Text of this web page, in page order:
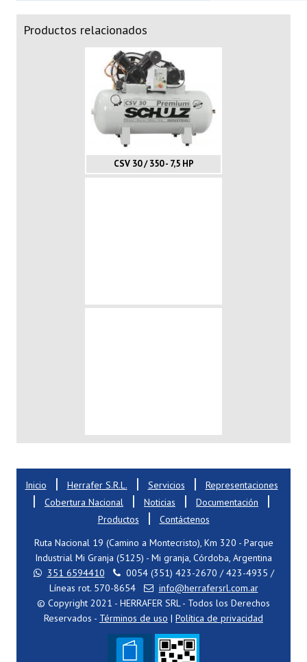
Productos relacionados
CSV 30 / 350 - 7,5 HP
Inicio | Herrafer S.R.L. | Servicios | Representaciones
| Cobertura Nacional | Noticias | Documentación |
Productos |
Contáctenos
Ruta Nacional 19 (Camino a Montecristo), Km 320 - Parque
Industrial Mi Granja (5125) - Mi granja, Córdoba, Argentina
351 6594410
0054 (351) 423-2670 / 423-4935 /
Líneas rot. 570-8654
info@herrafersrl.com.ar
© Copyright 2021 - HERRAFER SRL - Todos los Derechos
Reservados - Términos de uso | Política de privacidad